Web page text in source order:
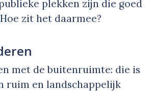
plekken zijn die goed
zit het daarmee?
met de buitenruimte: die is
ruim en landschappelijk